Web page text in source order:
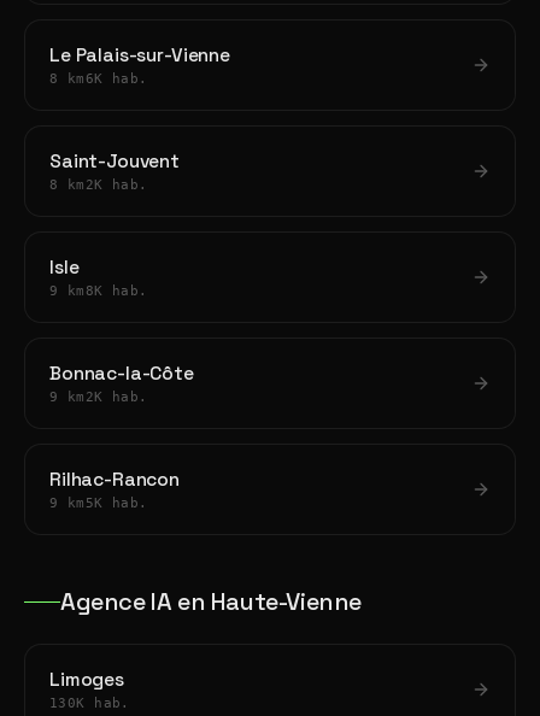
Le Palais-sur-Vienne
8 km 6K hab.
Saint-Jouvent
8 km 2K hab.
Isle
9 km 8K hab.
Bonnac-la-Côte
9 km 2K hab.
Rilhac-Rancon
9 km 5K hab.
Agence IA en Haute-Vienne
Limoges
130K hab.